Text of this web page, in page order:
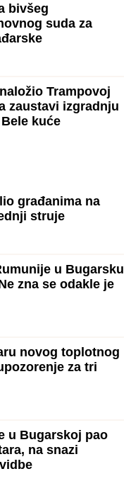
bivšeg
suda za
Trampovoj
zaustavi izgradnju
kuće
građanima na
struje
u Bugarsku
zna se odakle je
novog toplotnog
za tri
u Bugarskoj pao
na snazi